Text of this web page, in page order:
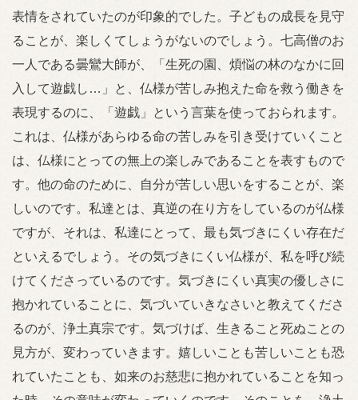
表情をされていたのが印象的でした。子どもの成長を見守
ることが、楽しくてしょうがないのでしょう。七高僧のお
一人である曇鸞大師が、「生死の園、煩悩の林のなかに回
入して遊戯し…」と、仏様が苦しみ抱えた命を救う働きを
表現するのに、「遊戯」という言葉を使っておられます。
これは、仏様があらゆる命の苦しみを引き受けていくこと
は、仏様にとっての無上の楽しみであることを表すもので
す。他の命のために、自分が苦しい思いをすることが、楽
しいのです。私達とは、真逆の在り方をしているのが仏様
ですが、それは、私達にとって、最も気づきにくい存在だ
といえるでしょう。その気づきにくい仏様が、私を呼び続
けてくださっているのです。気づきにくい真実の優しさに
抱かれていることに、気づいていきなさいと教えてくださ
るのが、浄土真宗です。気づけば、生きること死ぬことの
見方が、変わっていきます。嬉しいことも苦しいことも恐
れていたことも、如来のお慈悲に抱かれていることを知っ